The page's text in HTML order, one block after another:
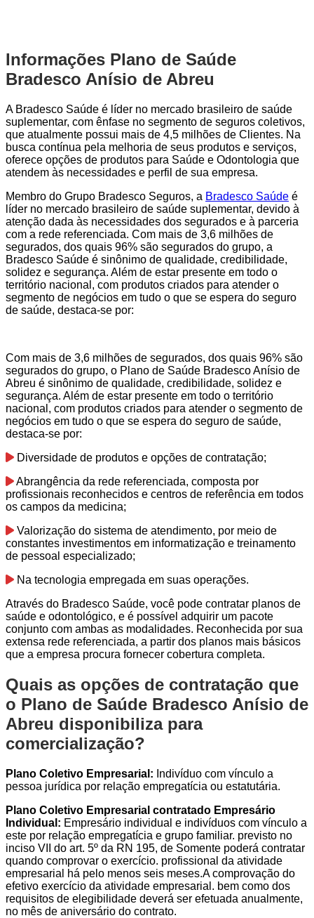
Informações Plano de Saúde
Bradesco Anísio de Abreu
A Bradesco Saúde é líder no mercado brasileiro de saúde
suplementar, com ênfase no segmento de seguros coletivos,
que atualmente possui mais de 4,5 milhões de Clientes. Na
busca contínua pela melhoria de seus produtos e serviços,
oferece opções de produtos para Saúde e Odontologia que
atendem às necessidades e perfil de sua empresa.
Membro do Grupo Bradesco Seguros, a Bradesco Saúde é
líder no mercado brasileiro de saúde suplementar, devido à
atenção dada às necessidades dos segurados e à parceria
com a rede referenciada. Com mais de 3,6 milhões de
segurados, dos quais 96% são segurados do grupo, a
Bradesco Saúde é sinônimo de qualidade, credibilidade,
solidez e segurança. Além de estar presente em todo o
território nacional, com produtos criados para atender o
segmento de negócios em tudo o que se espera do seguro
de saúde, destaca-se por:
Com mais de 3,6 milhões de segurados, dos quais 96% são
segurados do grupo, o Plano de Saúde Bradesco Anísio de
Abreu é sinônimo de qualidade, credibilidade, solidez e
segurança. Além de estar presente em todo o território
nacional, com produtos criados para atender o segmento de
negócios em tudo o que se espera do seguro de saúde,
destaca-se por:
Diversidade de produtos e opções de contratação;
Abrangência da rede referenciada, composta por
profissionais reconhecidos e centros de referência em todos
os campos da medicina;
Valorização do sistema de atendimento, por meio de
constantes investimentos em informatização e treinamento
de pessoal especializado;
Na tecnologia empregada em suas operações.
Através do Bradesco Saúde, você pode contratar planos de
saúde e odontológico, e é possível adquirir um pacote
conjunto com ambas as modalidades. Reconhecida por sua
extensa rede referenciada, a partir dos planos mais básicos
que a empresa procura fornecer cobertura completa.
Quais as opções de contratação que
o Plano de Saúde Bradesco Anísio de
Abreu disponibiliza para
comercialização?
Plano Coletivo Empresarial: Indivíduo com vínculo a
pessoa jurídica por relação empregatícia ou estatutária.
Plano Coletivo Empresarial contratado Empresário
Individual: Empresário individual e indivíduos com vínculo a
este por relação empregatícia e grupo familiar. previsto no
inciso VII do art. 5º da RN 195, de Somente poderá contratar
quando comprovar o exercício. profissional da atividade
empresarial há pelo menos seis meses.A comprovação do
efetivo exercício da atividade empresarial. bem como dos
requisitos de elegibilidade deverá ser efetuada anualmente,
no mês de aniversário do contrato.